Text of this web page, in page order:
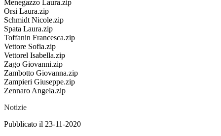
Menegazzo Laura.zip
Orsi Laura.zip
Schmidt Nicole.zip
Spata Laura.zip
Toffanin Francesca.zip
Vettore Sofia.zip
Vettorel Isabella.zip
Zago Giovanni.zip
Zambotto Giovanna.zip
Zampieri Giuseppe.zip
Zennaro Angela.zip
Notizie
Pubblicato il 23-11-2020